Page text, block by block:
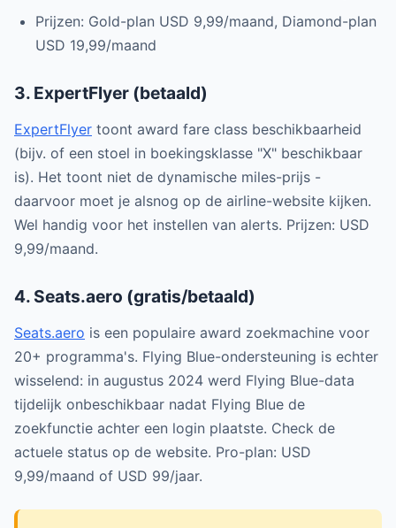
Prijzen: Gold-plan USD 9,99/maand, Diamond-plan
USD 19,99/maand
3. ExpertFlyer (betaald)
ExpertFlyer toont award fare class beschikbaarheid
(bijv. of een stoel in boekingsklasse "X" beschikbaar
is). Het toont niet de dynamische miles-prijs -
daarvoor moet je alsnog op de airline-website kijken.
Wel handig voor het instellen van alerts. Prijzen: USD
9,99/maand.
4. Seats.aero (gratis/betaald)
Seats.aero is een populaire award zoekmachine voor
20+ programma's. Flying Blue-ondersteuning is echter
wisselend: in augustus 2024 werd Flying Blue-data
tijdelijk onbeschikbaar nadat Flying Blue de
zoekfunctie achter een login plaatste. Check de
actuele status op de website. Pro-plan: USD
9,99/maand of USD 99/jaar.